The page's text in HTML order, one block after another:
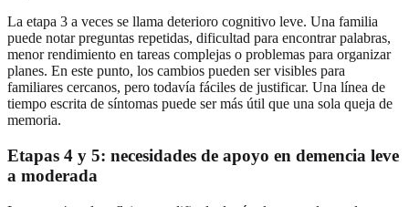
La etapa 3 a veces se llama deterioro cognitivo leve. Una familia
puede notar preguntas repetidas, dificultad para encontrar palabras,
menor rendimiento en tareas complejas o problemas para organizar
planes. En este punto, los cambios pueden ser visibles para
familiares cercanos, pero todavía fáciles de justificar. Una línea de
tiempo escrita de síntomas puede ser más útil que una sola queja de
memoria.
Etapas 4 y 5: necesidades de apoyo en demencia leve
a moderada